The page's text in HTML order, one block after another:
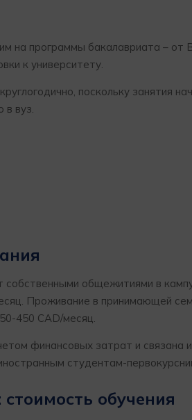
на программы бакалавриата –
к университету.
поскольку занятия
в вуз.
общежитиями в
Проживание в принимающей
450 САD/месяц.
финансовых затрат и связана
студентам-
обучения